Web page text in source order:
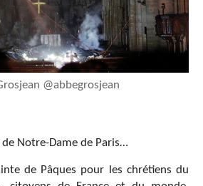
@abbegrosjean
Notre-Dame de Paris…
de Pâques pour les chrétiens du